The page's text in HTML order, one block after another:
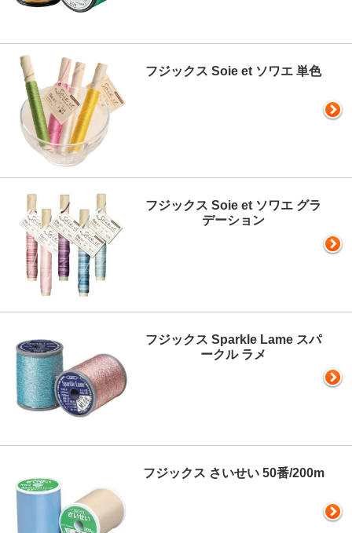
フジックス Soie et ソワエ 単色
フジックス Soie et ソワエ グラ
デーション
フジックス Sparkle Lame スパ
ークル ラメ
フジックス さいせい 50番/200m